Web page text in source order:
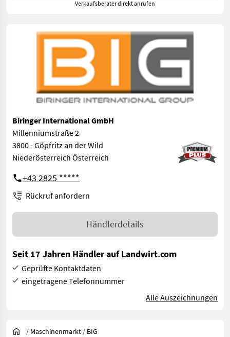
Verkaufsberater direkt anrufen
Biringer International GmbH
Millenniumstraße 2
3800 - Göpfritz an der Wild
Niederösterreich Österreich
+43 2825 *****
Rückruf anfordern
Händlerdetails
Seit 17 Jahren Händler auf Landwirt.com
Geprüfte Kontaktdaten
eingetragene Telefonnummer
Alle Auszeichnungen
/ Maschinenmarkt / BIG